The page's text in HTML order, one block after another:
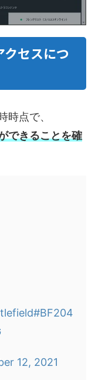
セスにつ
時点で、
できることを確
#BF204
12, 2021